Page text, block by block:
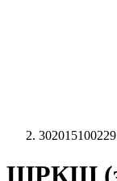
ШРКШ